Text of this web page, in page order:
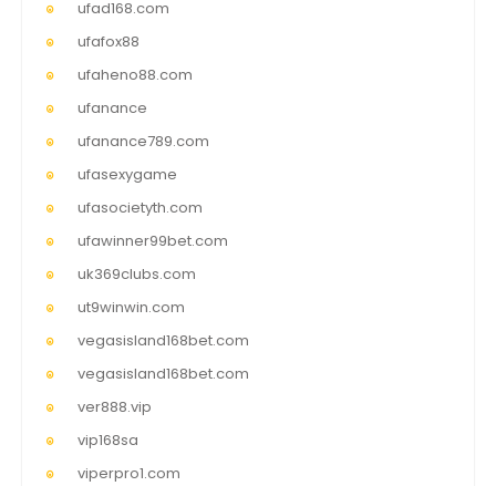
ufad168.com
ufafox88
ufaheno88.com
ufanance
ufanance789.com
ufasexygame
ufasocietyth.com
ufawinner99bet.com
uk369clubs.com
ut9winwin.com
vegasisland168bet.com
vegasisland168bet.com
ver888.vip
vip168sa
viperpro1.com